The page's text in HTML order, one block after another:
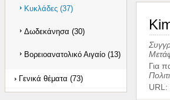
Κυκλάδες (37)
Δωδεκάνησα (30)
Βορειοανατολικό Αιγαίο (13)
Γενικά θέματα (73)
Για
URL: